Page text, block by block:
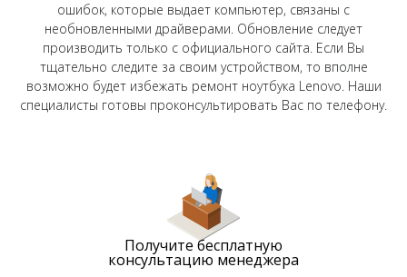
ошибок, которые выдает компьютер, связаны с
необновленными драйверами. Обновление следует
производить только с официального сайта. Если Вы
тщательно следите за своим устройством, то вполне
возможно будет избежать ремонт ноутбука Lenovo. Наши
специалисты готовы проконсультировать Вас по телефону.
Получите бесплатную
консультацию менеджера